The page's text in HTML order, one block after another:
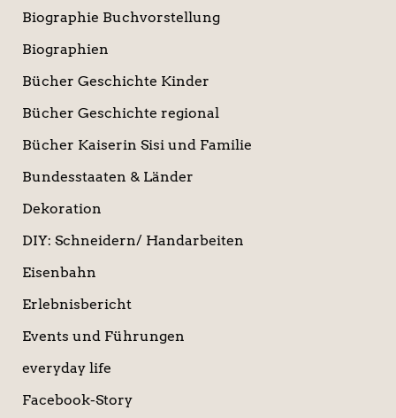
Biographie Buchvorstellung
Biographien
Bücher Geschichte Kinder
Bücher Geschichte regional
Bücher Kaiserin Sisi und Familie
Bundesstaaten & Länder
Dekoration
DIY: Schneidern/ Handarbeiten
Eisenbahn
Erlebnisbericht
Events und Führungen
everyday life
Facebook-Story